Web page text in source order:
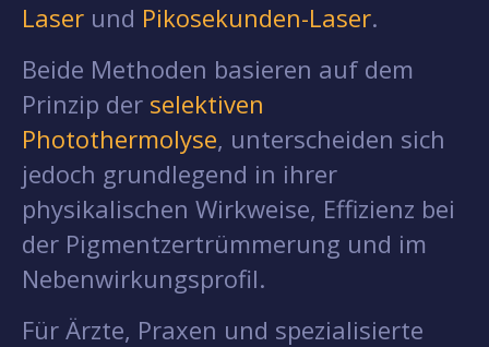
Laser und Pikosekunden-Laser.
Beide Methoden basieren auf dem
Prinzip der selektiven
Photothermolyse, unterscheiden sich
jedoch grundlegend in ihrer
physikalischen Wirkweise, Effizienz bei
der Pigmentzertrümmerung und im
Nebenwirkungsprofil.
Für Ärzte, Praxen und spezialisierte